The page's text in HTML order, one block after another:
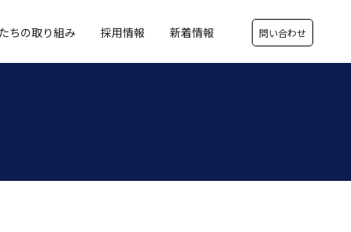
ちの取り組み 採用情報 新着情報 問い合わせ